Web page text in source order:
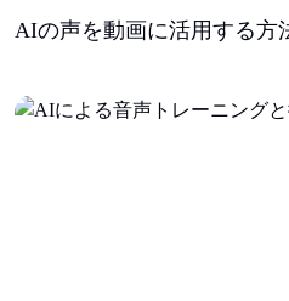
AIの声を動画に活用する方